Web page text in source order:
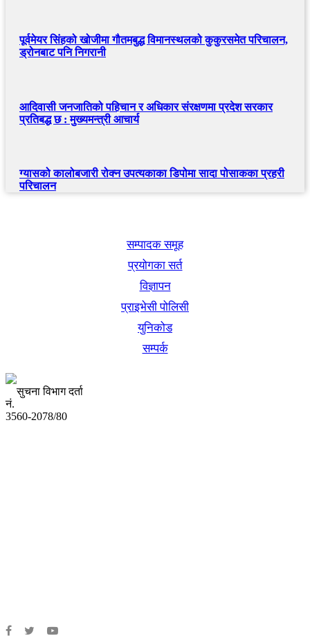
पूर्वमेयर सिंहको खोजीमा गौतमबुद्ध विमानस्थलको कुकुरसमेत परिचालन,
ड्रोनबाट पनि निगरानी
आदिवासी जनजातिको पहिचान र अधिकार संरक्षणमा प्रदेश सरकार
प्रतिबद्ध छ : मुख्यमन्त्री आचार्य
ग्यासको कालोबजारी रोक्न उपत्यकाका डिपोमा सादा पोसाकका प्रहरी
परिचालन
सम्पादक समूह
प्रयोगका सर्त
विज्ञापन
प्राइभेसी पोलिसी
युनिकोड
सम्पर्क
सुचना विभाग दर्ता
नं.
3560-2078/80